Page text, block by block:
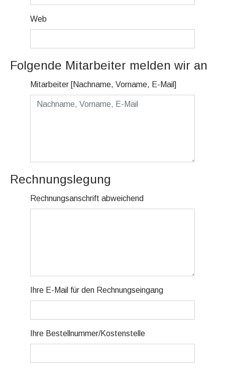
Web
Folgende Mitarbeiter melden wir an
Mitarbeiter [Nachname, Vorname, E-Mail]
Rechnungslegung
Rechnungsanschrift abweichend
Ihre E-Mail für den Rechnungseingang
Ihre Bestellnummer/Kostenstelle